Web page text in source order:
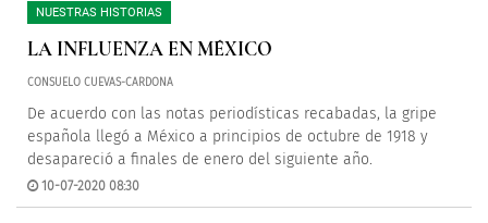
NUESTRAS HISTORIAS
LA INFLUENZA EN MÉXICO
CONSUELO CUEVAS-CARDONA
De acuerdo con las notas periodísticas recabadas, la gripe
española llegó a México a principios de octubre de 1918 y
desapareció a finales de enero del siguiente año.
10-07-2020 08:30